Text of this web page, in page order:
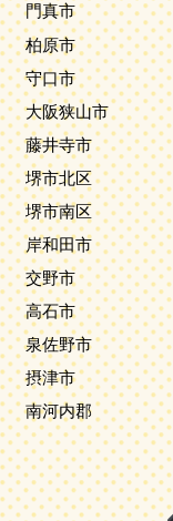
門真市
柏原市
守口市
大阪狭山市
藤井寺市
堺市北区
堺市南区
岸和田市
交野市
高石市
泉佐野市
摂津市
南河内郡